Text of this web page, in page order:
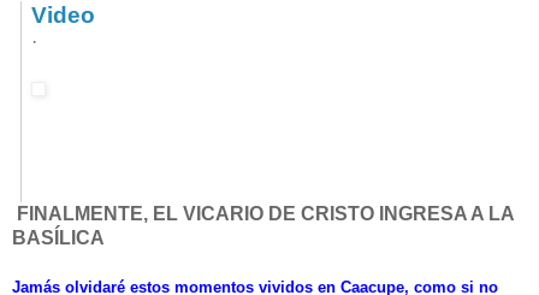
Video
·
FINALMENTE, EL VICARIO DE CRISTO INGRESA A LA
BASÍLICA
Jamás olvidaré estos momentos vividos en Caacupe, como si no